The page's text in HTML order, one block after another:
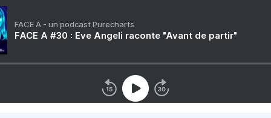
FACE A - un podcast Purecharts
FACE A #30 : Eve Angeli raconte "Avant de partir"